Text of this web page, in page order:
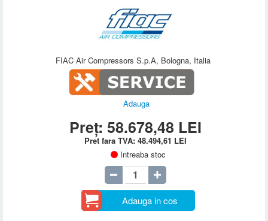
FIAC Air Compressors S.p.A, Bologna, Italia
Adauga
Preț:58.678,48 LEI
Pret fara TVA:48.494,61 LEI
Intreaba stoc
Adauga in cos